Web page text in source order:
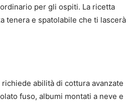
per gli ospiti. La ricetta
tenera e spatolabile che ti lascerà
abilità di cottura avanzate
fuso, albumi montati a neve e